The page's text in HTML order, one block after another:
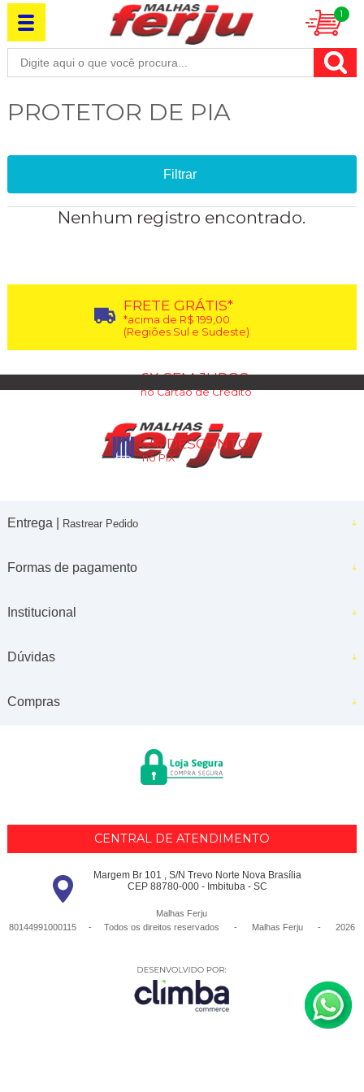
1
PROTETOR DE PIA
Filtrar
Nenhum registro encontrado.
FRETE GRÁTIS*
*acima de R$ 199,00
(Regiões Sul e Sudeste)
6X SEM JUROS
no Cartão de Crédito
5% DESCONTO
no PIX
Entrega | Rastrear Pedido
Formas de pagamento
Institucional
Dúvidas
Compras
CENTRAL DE ATENDIMENTO
Margem Br 101 , S/N Trevo Norte Nova Brasília
CEP 88780-000 - Imbituba - SC
Malhas Ferju
80144991000115 - Todos os direitos reservados
- Malhas Ferju - 2026